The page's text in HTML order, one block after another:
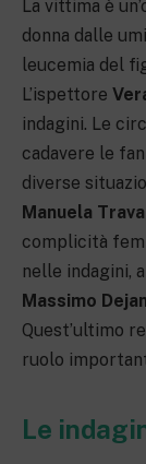
La vittima è
donna dalle
leucemia del
L’ispettore
indagini. Le
cadavere le
diverse
Manuela
complicità
nelle indagini,
Massimo
Quest’ultimo
ruolo
Le